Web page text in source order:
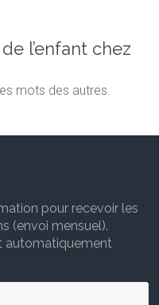
l’enfant chez
mots des autres.
pour recevoir les
(envoi mensuel).
automatiquement